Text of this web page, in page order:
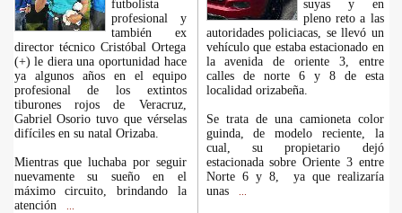
futbolista
profesional y
también ex
director técnico Cristóbal Ortega
(+) le diera una oportunidad hace
ya algunos años en el equipo
profesional de los extintos
tiburones rojos de Veracruz,
Gabriel Osorio tuvo que vérselas
difíciles en su natal Orizaba.
Mientras que luchaba por seguir
nuevamente su sueño en el
máximo circuito, brindando la
atención
suyas y en
pleno reto a las
autoridades policiacas, se llevó un
vehículo que estaba estacionado en
la avenida de oriente 3, entre
calles de norte 6 y 8 de esta
localidad orizabeña.
Se trata de una camioneta color
guinda, de modelo reciente, la
cual, su propietario dejó
estacionada sobre Oriente 3 entre
Norte 6 y 8, ya que realizaría
unas